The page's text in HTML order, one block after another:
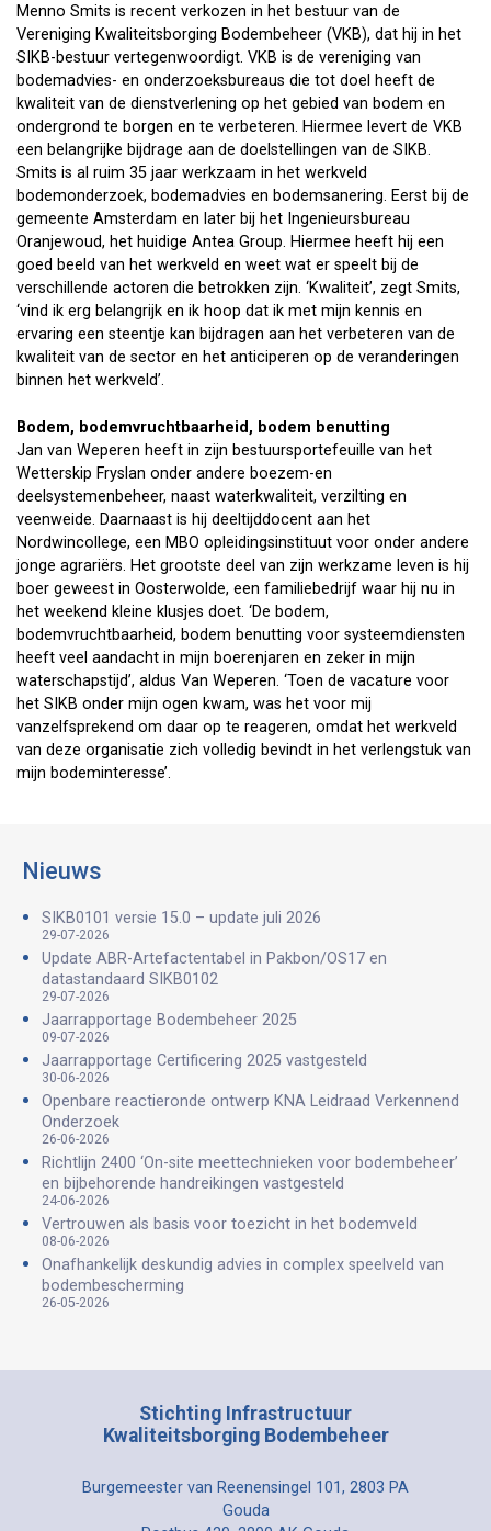
Menno Smits is recent verkozen in het bestuur van de
Vereniging Kwaliteitsborging Bodembeheer (VKB), dat hij in het
SIKB-bestuur vertegenwoordigt. VKB is de vereniging van
bodemadvies- en onderzoeksbureaus die tot doel heeft de
kwaliteit van de dienstverlening op het gebied van bodem en
ondergrond te borgen en te verbeteren. Hiermee levert de VKB
een belangrijke bijdrage aan de doelstellingen van de SIKB.
Smits is al ruim 35 jaar werkzaam in het werkveld
bodemonderzoek, bodemadvies en bodemsanering. Eerst bij de
gemeente Amsterdam en later bij het Ingenieursbureau
Oranjewoud, het huidige Antea Group. Hiermee heeft hij een
goed beeld van het werkveld en weet wat er speelt bij de
verschillende actoren die betrokken zijn. ‘Kwaliteit’, zegt Smits,
‘vind ik erg belangrijk en ik hoop dat ik met mijn kennis en
ervaring een steentje kan bijdragen aan het verbeteren van de
kwaliteit van de sector en het anticiperen op de veranderingen
binnen het werkveld’.
Bodem, bodemvruchtbaarheid, bodem benutting
Jan van Weperen heeft in zijn bestuursportefeuille van het
Wetterskip Fryslan onder andere boezem-en
deelsystemenbeheer, naast waterkwaliteit, verzilting en
veenweide. Daarnaast is hij deeltijddocent aan het
Nordwincollege, een MBO opleidingsinstituut voor onder andere
jonge agrariërs. Het grootste deel van zijn werkzame leven is hij
boer geweest in Oosterwolde, een familiebedrijf waar hij nu in
het weekend kleine klusjes doet. ‘De bodem,
bodemvruchtbaarheid, bodem benutting voor systeemdiensten
heeft veel aandacht in mijn boerenjaren en zeker in mijn
waterschapstijd’, aldus Van Weperen. ‘Toen de vacature voor
het SIKB onder mijn ogen kwam, was het voor mij
vanzelfsprekend om daar op te reageren, omdat het werkveld
van deze organisatie zich volledig bevindt in het verlengstuk van
mijn bodeminteresse’.
Nieuws
SIKB0101 versie 15.0 – update juli 2026
29-07-2026
Update ABR-Artefactentabel in Pakbon/OS17 en
datastandaard SIKB0102
29-07-2026
Jaarrapportage Bodembeheer 2025
09-07-2026
Jaarrapportage Certificering 2025 vastgesteld
30-06-2026
Openbare reactieronde ontwerp KNA Leidraad Verkennend
Onderzoek
26-06-2026
Richtlijn 2400 ‘On-site meettechnieken voor bodembeheer’
en bijbehorende handreikingen vastgesteld
24-06-2026
Vertrouwen als basis voor toezicht in het bodemveld
08-06-2026
Onafhankelijk deskundig advies in complex speelveld van
bodembescherming
26-05-2026
Stichting Infrastructuur
Kwaliteitsborging Bodembeheer
Burgemeester van Reenensingel 101, 2803 PA
Gouda